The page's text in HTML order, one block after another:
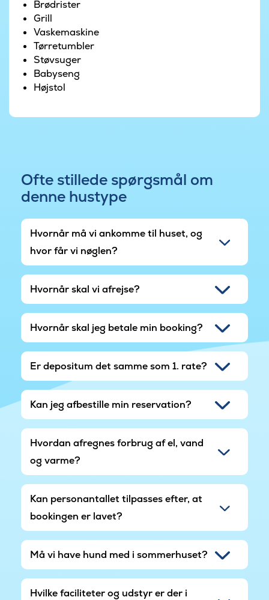
store naturgrund, der omkranser huset, er der
også tænkt på de mindste gæster med gynger
og sandkasse.
Brødrister
Grill
Vaskemaskine
Tørretumbler
Støvsuger
Babyseng
Højstol
Ofte stillede spørgsmål om
denne hustype
Hvornår må vi ankomme til huset, og
hvor får vi nøglen?
Hvornår skal vi afrejse?
Hvornår skal jeg betale min booking?
Er depositum det samme som 1. rate?
Kan jeg afbestille min reservation?
Hvordan afregnes forbrug af el, vand
og varme?
Kan personantallet tilpasses efter, at
bookingen er lavet?
Må vi have hund med i sommerhuset?
Hvilke faciliteter og udstyr er der i